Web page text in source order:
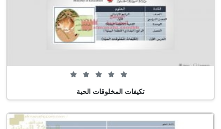
0 من 5 (0 تصويت)
تكيفات المخلوقات الحية